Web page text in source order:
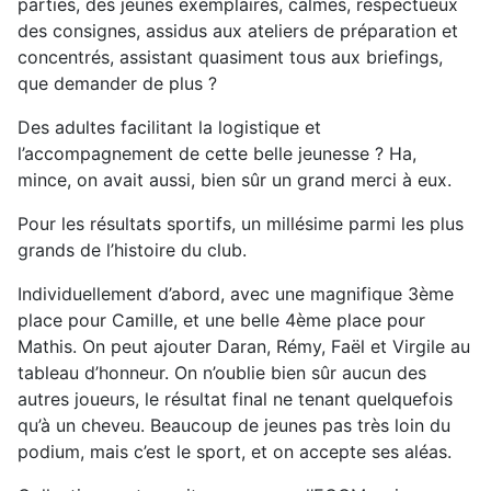
parties, des jeunes exemplaires, calmes, respectueux
des consignes, assidus aux ateliers de préparation et
concentrés, assistant quasiment tous aux briefings,
que demander de plus ?
Des adultes facilitant la logistique et
l’accompagnement de cette belle jeunesse ? Ha,
mince, on avait aussi, bien sûr un grand merci à eux.
Pour les résultats sportifs, un millésime parmi les plus
grands de l’histoire du club.
Individuellement d’abord, avec une magnifique 3ème
place pour Camille, et une belle 4ème place pour
Mathis. On peut ajouter Daran, Rémy, Faël et Virgile au
tableau d’honneur. On n’oublie bien sûr aucun des
autres joueurs, le résultat final ne tenant quelquefois
qu’à un cheveu. Beaucoup de jeunes pas très loin du
podium, mais c’est le sport, et on accepte ses aléas.